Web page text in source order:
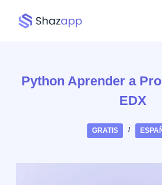
Python Aprender a
EDX
GRATIS